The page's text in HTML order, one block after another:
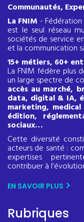
Communautés,
La FNIM -
est le seul réseau
sociétés de service
et la communication
15+ métiers, 60+
La FNIM fédère plus
un large spectre de
accès au marché,
data, digital & IA,
marketing,
édition,
sociaux…
Cette diversité
acteurs de santé :
expertises
contribuer à
EN SAVOIR PLUS
Rubriques